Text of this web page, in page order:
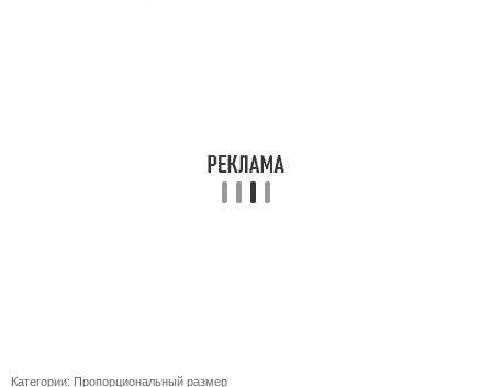
Категории: Пропорциональный размер